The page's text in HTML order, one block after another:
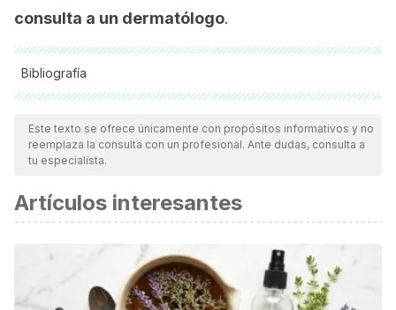
consulta a un dermatólogo.
Bibliografía
Todas las fuentes citadas fueron revisadas a profundidad por
nuestro equipo, para asegurar su calidad, confiabilidad,
vigencia y validez.La bibliografía de este artículo fue
científica.
Almeida, J. R., Resende, L. M., Watanabe, R., Victor
Corasolla Carregari, Salomón Huancahuire-Vega, Caldeira,
S., Antônio Coutinho-Neto, Soares, A. M., Vale, N., Gomes,
P., Marangoni, S., Leonardo, & Silva. (2017).Snake Venom
Este texto se ofrece únicamente con propósitos informativos y no
reemplaza la consulta con un profesional. Ante dudas, consulta a
tu especialista.
Artículos interesantes